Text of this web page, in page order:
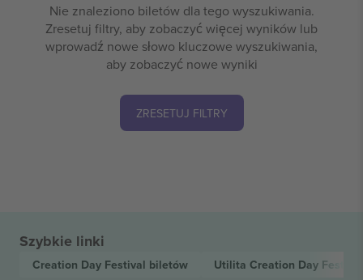
Nie znaleziono biletów dla tego wyszukiwania.
Zresetuj filtry, aby zobaczyć więcej wyników lub
wprowadź nowe słowo kluczowe wyszukiwania,
aby zobaczyć nowe wyniki
ZRESETUJ FILTRY
Szybkie linki
Creation Day Festival biletów Utilita Creation Day